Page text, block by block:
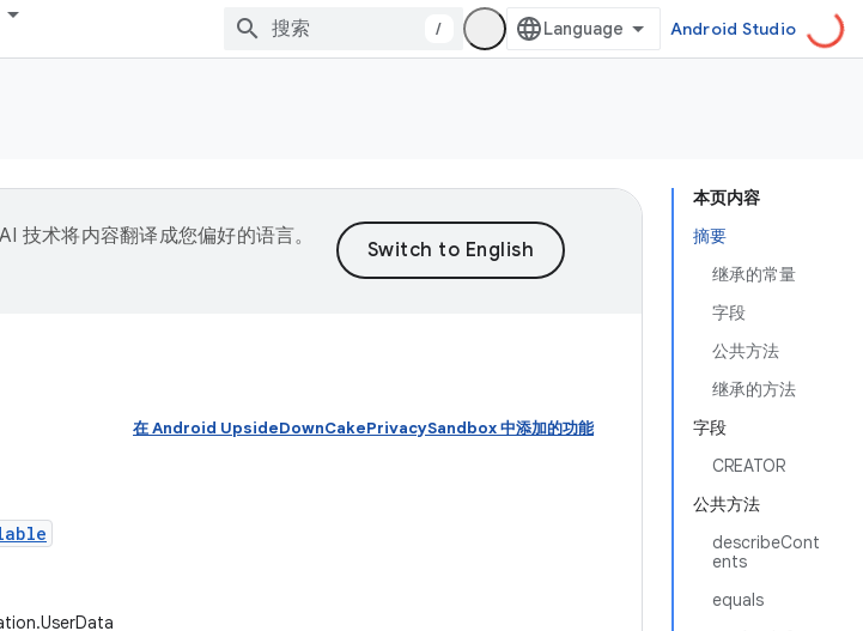
/ Android Studio
本页内容
摘要
继承的常量
字段
公共方法
继承的方法
字段
CREATOR
公共方法
describeCont
ents
equals
技术将内容翻译成您偏好的语言。
在 Android UpsideDownCakePrivacySandbox 中添加的功能